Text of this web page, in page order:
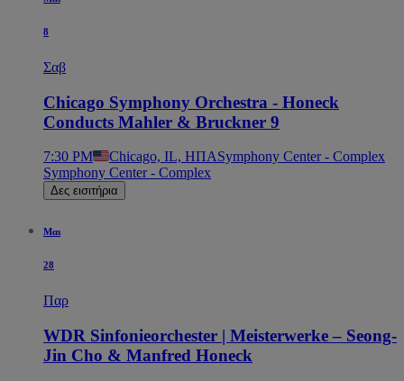
8
Σαβ
Chicago Symphony Orchestra - Honeck
Conducts Mahler & Bruckner 9
7:30 PM Chicago, IL, ΗΠΑSymphony Center - Complex
Symphony Center - Complex
Δες εισιτήρια
Μαι
28
Παρ
WDR Sinfonieorchester | Meisterwerke – Seong-
Jin Cho & Manfred Honeck